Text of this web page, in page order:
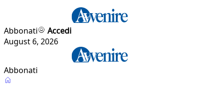
Abbonati
Accedi
August 6, 2026
Abbonati